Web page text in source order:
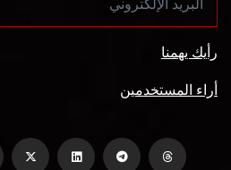
رأيك يهمنا
أراء المستخدمين